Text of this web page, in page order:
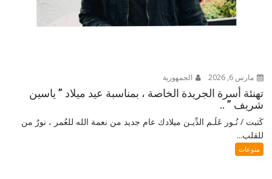
مارس 6, 2026 الجمهورية
تهنئة أسرة الجريدة الخاصة ، بمناسبة عيد ميلاد ” ياسين
شريف ” ..
كَتبت / نُـور عَلَـم الدِّيـن ميلادك عام جديد من نعمة الله للعُمر ، نورٌ من
للقلب...
منوعات